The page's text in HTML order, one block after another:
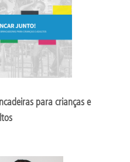
para crianças e